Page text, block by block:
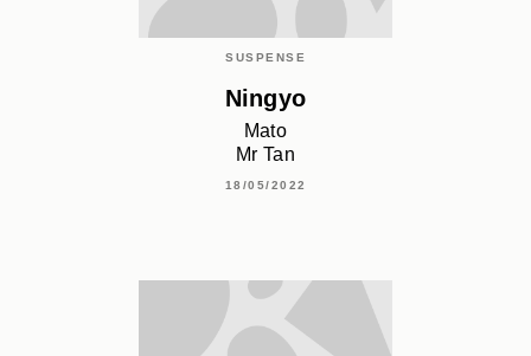
SUSPENSE
Ningyo
Mato
Mr Tan
18/05/2022